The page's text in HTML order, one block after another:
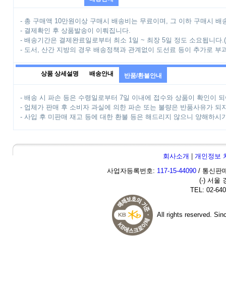
- 총 구매액 10만원이상 구매시 배송비는 무료이며, 그 이하 구매시 배
- 결제확인 후 상품발송이 이뤄집니다.
- 배송기간은 결제완료일로부터 최소 1일 ~ 최장 5일 정도 소요됩니다
- 도서, 산간 지방의 경우 배송정책과 관계없이 도선료 등이 추가로 부
상품 상세설명 배송안내 반품/환불안내
- 배송 시 파손 등은 수령일로부터 7일 이내에 접수와 상품이 확인이
- 업체가 판매 후 소비자 과실에 의한 파손 또는 불량은 반품사유가 되
- 사입 후 미판매 재고 등에 대한 환불 등은 해드리지 않으니 양해하시
회사소개
개인정보
사업자등록번호: 117-15-44090/ 통신판
(-) 서울
TEL: 02-
All rights reserved.